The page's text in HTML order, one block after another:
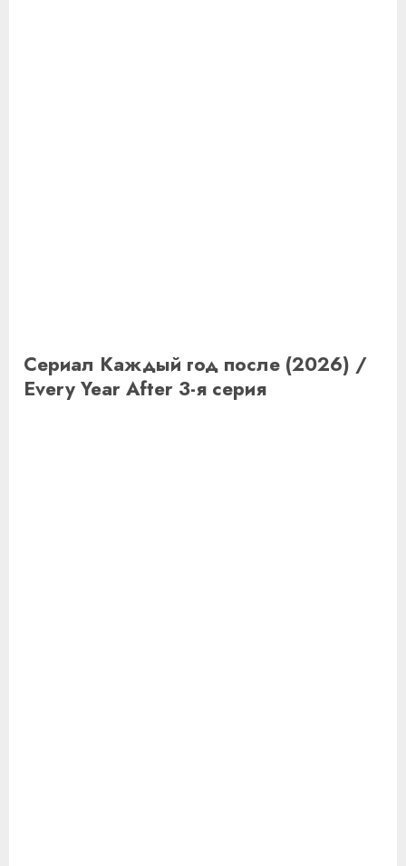
Сериал Каждый год после (2026) /
Every Year After 3-я серия